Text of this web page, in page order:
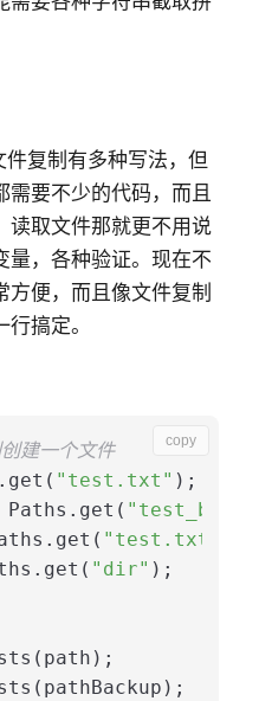
复制有多种写法，但
需要不少的代码，而且
读取文件那就更不用说
量，各种验证。现在不
方便，而且像文件复制
行搞定。
建一个文件
"test.txt"
Paths.get(
"dir" );
copy